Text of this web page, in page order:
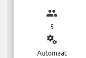
group
5
miscellaneous_services
Automaat